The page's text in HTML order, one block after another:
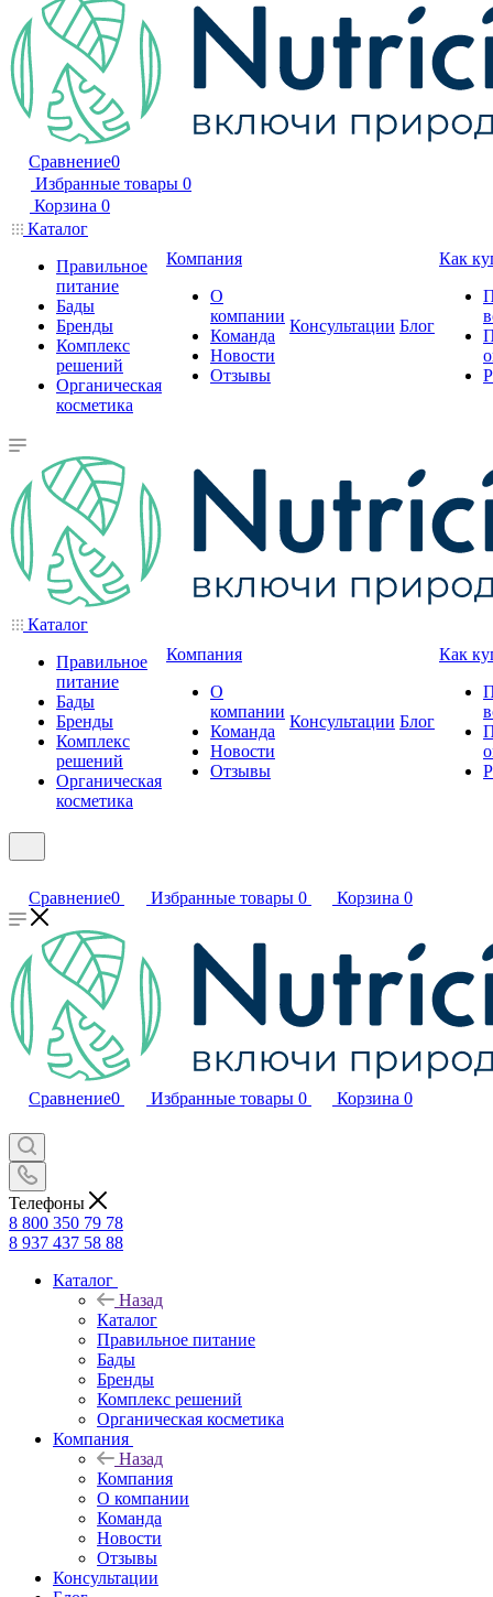
Сравнение0
Избранные товары 0
Корзина 0
Каталог
Правильное
питание
Бады
Бренды
Комплекс
решений
Органическая
косметика
Компания
О
компании
Команда
Новости
Отзывы
Консультации Блог
Как
Каталог
Правильное
питание
Бады
Бренды
Комплекс
решений
Органическая
косметика
Компания
О
компании
Команда
Новости
Отзывы
Консультации Блог
Как
Сравнение0 Избранные товары 0 Корзина 0
Сравнение0 Избранные товары 0 Корзина 0
Телефоны
8 800 350 79 78
8 937 437 58 88
Каталог
Назад
Каталог
Правильное питание
Бады
Бренды
Комплекс решений
Органическая косметика
Компания
Назад
Компания
О компании
Команда
Новости
Отзывы
Консультации